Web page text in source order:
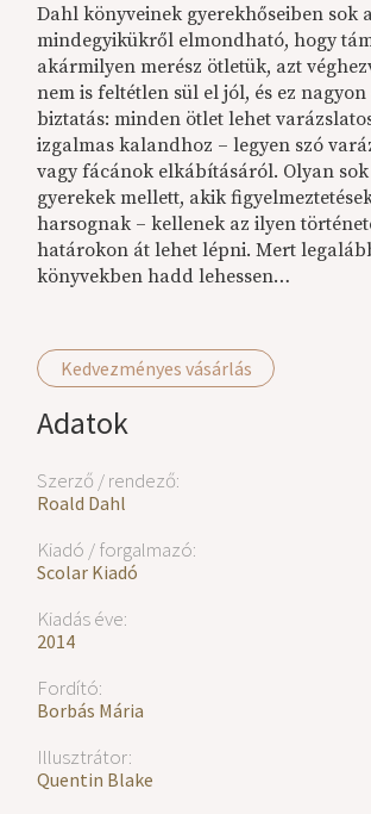
Kedvezményes vásárlás
Adatok
Szerző / rendező:
Roald Dahl
Kiadó / forgalmazó:
Scolar Kiadó
Kiadás éve:
2014
Fordító:
Borbás Mária
Illusztrátor:
Quentin Blake
Dahl könyveinek gyerekhőseiben sok
mindegyikükről elmondható, hogy
akármilyen merész ötletük, azt
nem is feltétlen sül el jól, és ez nagyon
biztatás: minden ötlet lehet
izgalmas kalandhoz – legyen szó
vagy fácánok elkábításáról. Olyan
gyerekek mellett, akik
harsognak – kellenek az ilyen
határokon át lehet lépni. Mert
könyvekben hadd lehessen…